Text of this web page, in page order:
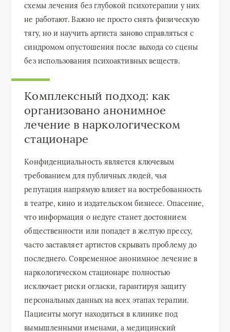
схемы лечения без глубокой психотерапии у них
не работают. Важно не просто снять физическую
тягу, но и научить артиста заново справляться с
синдромом опустошения после выхода со сцены
без использования психоактивных веществ.
Комплексный подход: как
организовано анонимное
лечение в наркологическом
стационаре
Конфиденциальность является ключевым
требованием для публичных людей, чья
репутация напрямую влияет на востребованность
в театре, кино и издательском бизнесе. Опасение,
что информация о недуге станет достоянием
общественности или попадет в желтую прессу,
часто заставляет артистов скрывать проблему до
последнего. Современное анонимное лечение в
наркологическом стационаре полностью
исключает риски огласки, гарантируя защиту
персональных данных на всех этапах терапии.
Пациенты могут находиться в клинике под
вымышленными именами, а медицинский